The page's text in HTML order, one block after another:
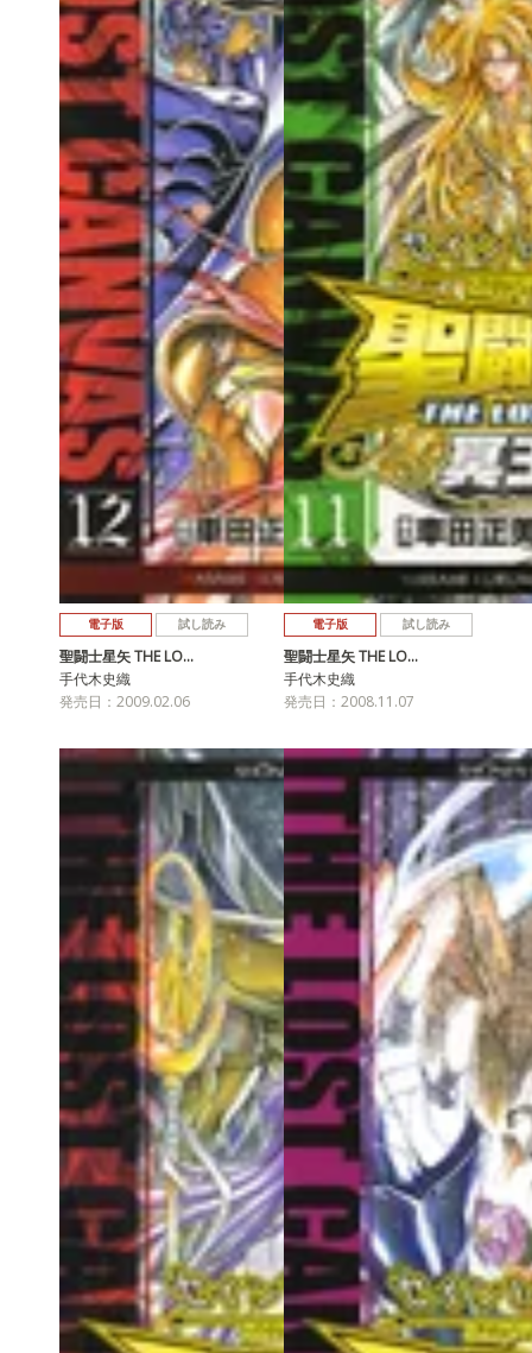
電子版 試し読み
聖闘士星矢 THE LO…
手代木史織
発売日：2009.02.06
電子版 試し読み
聖闘士星矢 THE LO…
手代木史織
発売日：2008.11.07